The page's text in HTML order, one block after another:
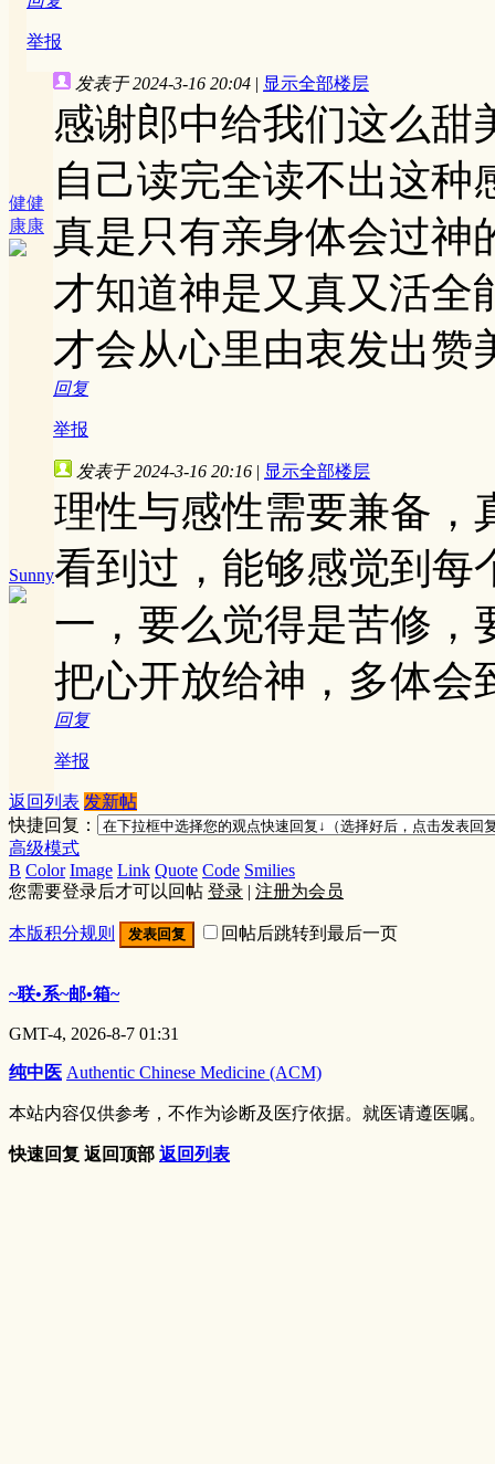
举报
健健
康康
发表于 2024-3-16 20:04 | 显示全部楼层
感谢郎中给我们这么甜
自己读完全读不出这种
真是只有亲身体会过神
才知道神是又真又活全
才会从心里由衷发出赞
回复
举报
Sunny
发表于 2024-3-16 20:16 | 显示全部楼层
理性与感性需要兼备，
看到过，能够感觉到每
一，要么觉得是苦修，
把心开放给神，多体会
回复
举报
返回列表 发新帖
快捷回复：
高级模式
B Color Image Link Quote Code Smilies
您需要登录后才可以回帖 登录 | 注册为会员
本版积分规则 发表回复 回帖后跳转到最后一页
~联•系~邮•箱~
GMT-4, 2026-8-7 01:31
纯中医 Authentic Chinese Medicine (ACM)
本站内容仅供参考，不作为诊断及医疗依据。就医请遵医嘱。
快速回复 返回顶部 返回列表